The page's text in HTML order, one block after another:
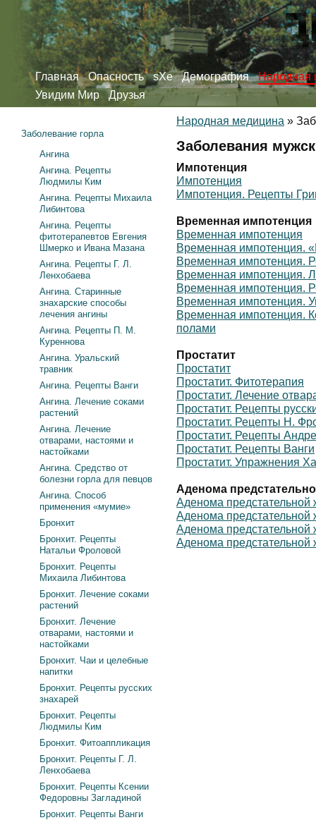
Главная Опасность sXe Демография
Народная
Увидим Мир
Друзья
Народная медицина »
Заболевания
Импотенция
Импотенция
Импотенция. Рецепты
Временная импотенция
Временная импотенция
Временная импотенция.
Временная импотенция.
Временная импотенция.
Временная импотенция.
Временная импотенция.
Временная импотенция.
полами
Простатит
Простатит
Простатит. Фитотерапия
Простатит. Лечение
Простатит. Рецепты
Простатит. Рецепты Н.
Простатит. Рецепты
Простатит. Рецепты Ванги
Простатит. Упражнения
Аденома
Аденома предстательной
Аденома
Аденома
Аденома
Заболевание горла
Ангина
Ангина. Рецепты
Людмилы Ким
Ангина. Рецепты Михаила
Либинтова
Ангина. Рецепты
фитотерапевтов Евгения
Шмерко и Ивана Мазана
Ангина. Рецепты Г. Л.
Ленхобаева
Ангина. Старинные
знахарские способы
лечения ангины
Ангина. Рецепты П. М.
Куреннова
Ангина. Уральский
травник
Ангина. Рецепты Ванги
Ангина. Лечение соками
растений
Ангина. Лечение
отварами, настоями и
настойками
Ангина. Средство от
болезни горла для певцов
Ангина. Способ
применения «мумие»
Бронхит
Бронхит. Рецепты
Натальи Фроловой
Бронхит. Рецепты
Михаила Либинтова
Бронхит. Лечение соками
растений
Бронхит. Лечение
отварами, настоями и
настойками
Бронхит. Чаи и целебные
напитки
Бронхит. Рецепты русских
знахарей
Бронхит. Рецепты
Людмилы Ким
Бронхит. Фитоаппликация
Бронхит. Рецепты Г. Л.
Ленхобаева
Бронхит. Рецепты Ксении
Федоровны Загладиной
Бронхит. Рецепты Ванги